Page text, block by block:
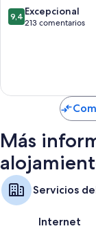
9.4
sobre
9,4 Excepcional
213 comentarios
Más
Servicios
Internet